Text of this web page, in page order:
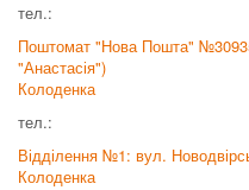
тел.:
Поштомат "Нова Пошта"
"Анастасія")
Колоденка
тел.:
Відділення №1: вул.
Колоденка